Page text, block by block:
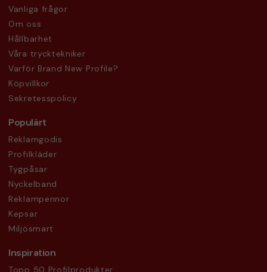
Vanliga frågor
Om oss
Hållbarhet
Våra trycktekniker
Varför Brand New Profile?
Köpvillkor
Sekretesspolicy
Populärt
Reklamgodis
Profilkläder
Tygpåsar
Nyckelband
Reklampennor
Kepsar
Miljösmart
Inspiration
Topp 50 Profilprodukter